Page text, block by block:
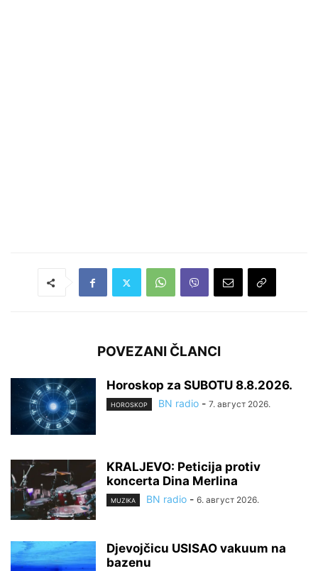
POVEZANI ČLANCI
Horoskop za SUBOTU 8.8.2026.
HOROSKOP BN radio - 7. август 2026.
KRALJEVO: Peticija protiv
koncerta Dina Merlina
MUZIKA BN radio - 6. август 2026.
Djevojčicu USISAO vakuum na
bazenu